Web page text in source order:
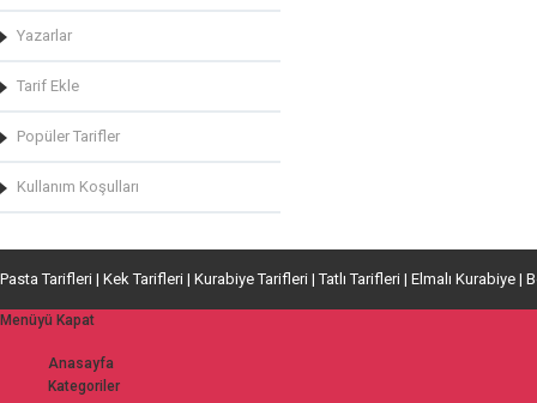
Yazarlar
Tarif Ekle
Popüler Tarifler
Kullanım Koşulları
Pasta Tarifleri | Kek Tarifleri | Kurabiye Tarifleri | Tatlı Tarifleri | Elmalı Kurabiye |
Menüyü Kapat
Anasayfa
Kategoriler